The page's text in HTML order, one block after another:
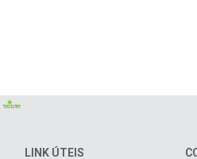
LINK ÚTEIS